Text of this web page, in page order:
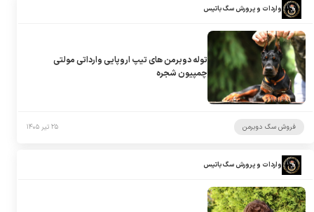
واردات و پرورش سگ باتیس
توله دوبرمن های تیپ اروپایی وارداتی مولتی
چمپیون شجره
فروش سگ دوبرمن ۲۵ تیر ۱۴۰۵
واردات و پرورش سگ باتیس